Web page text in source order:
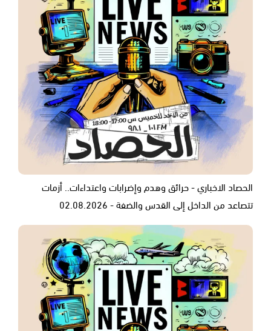
الحصاد الاخباري - حرائق وهدم وإضرابات واعتداءات.. أزمات
تتصاعد من الداخل إلى القدس والضفة - 02.08.2026